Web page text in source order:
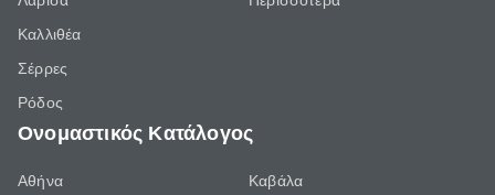
Καλλιθέα
Σέρρες
Ρόδος
Ονομαστικός Κατάλογος
Αθήνα Καβάλα